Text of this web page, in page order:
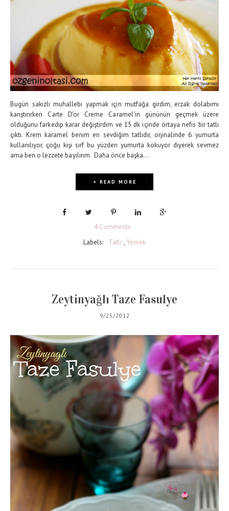
Bugün sakızlı muhallebi yapmak için mutfağa girdim, erzak dolabımı
karıştırırken Carte D'or Creme Caramel'in gününün geçmek üzere
olduğunu farkedip karar değiştirdim ve 15 dk içinde ortaya nefis bir tatlı
çıktı. Krem karamel benim en sevdiğim tatlıdır, orjinalinde 6 yumurta
kullanılıyor, çoğu kişi sırf bu yüzden yumurta kokuyor diyerek sevmez
ama ben o lezzete bayılırım. Daha önce başka...
+ READ MORE
4 Comments
Labels:
Tatlı , Yemek
Zeytinyağlı Taze Fasulye
9/25/2012